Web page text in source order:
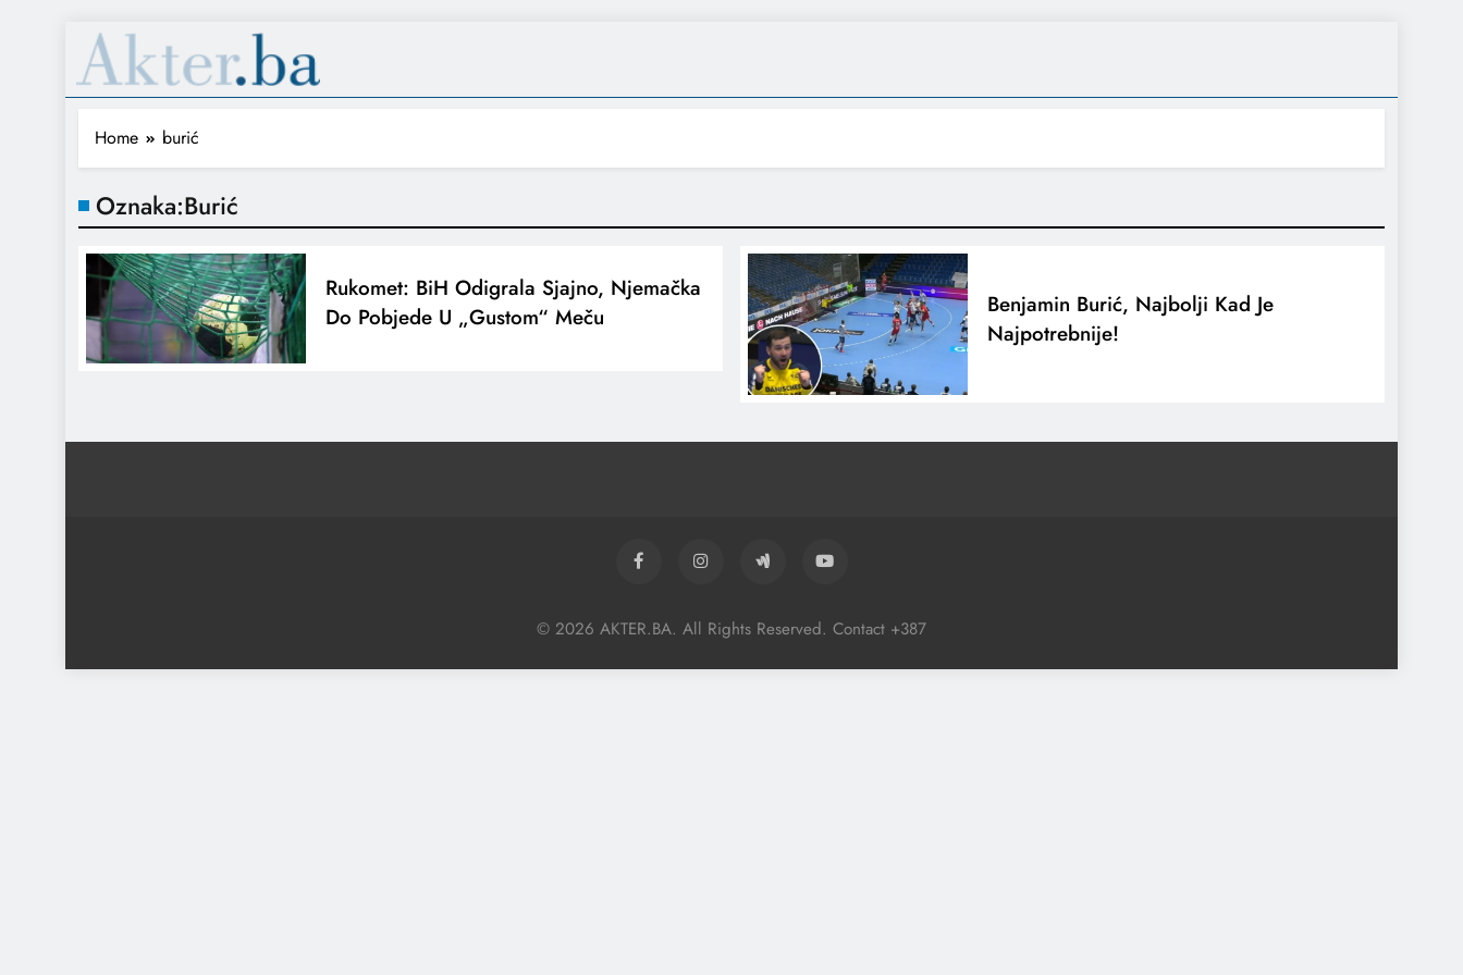
Home burić
Oznaka:Burić
Rukomet: BiH Odigrala Sjajno, Njemačka
Do Pobjede U „gustom“ Meču
Benjamin Burić, Najbolji Kad Je
Najpotrebnije!
© 2026 AKTER.BA. All Rights Reserved. Contact +387